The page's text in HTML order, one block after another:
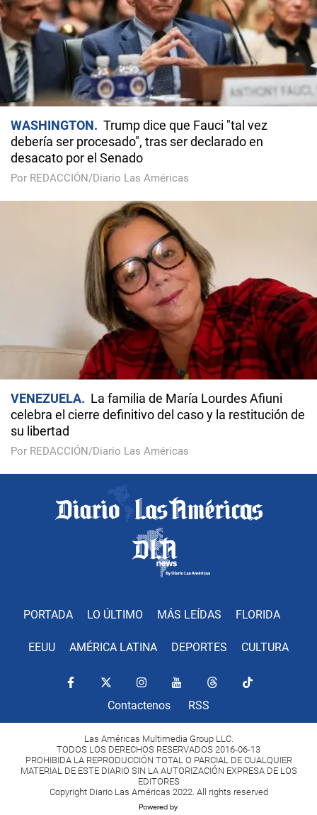
WASHINGTON
Trump dice que Fauci "tal vez
debería ser procesado", tras ser declarado en
desacato por el Senado
Por REDACCIÓN/Diario Las Américas
VENEZUELA
La familia de María Lourdes Afiuni
celebra el cierre definitivo del caso y la restitución de
su libertad
Por REDACCIÓN/Diario Las Américas
PORTADA LO ÚLTIMO MÁS LEÍDAS FLORIDA
EEUU AMÉRICA LATINA DEPORTES CULTURA
Contactenos RSS
Las Américas Multimedia Group LLC.
TODOS LOS DERECHOS RESERVADOS 2016-06-13
PROHIBIDA LA REPRODUCCIÓN TOTAL O PARCIAL DE CUALQUIER
MATERIAL DE ESTE DIARIO SIN LA AUTORIZACIÓN EXPRESA DE LOS
EDITORES
Copyright Diario Las Américas 2022. All rights reserved